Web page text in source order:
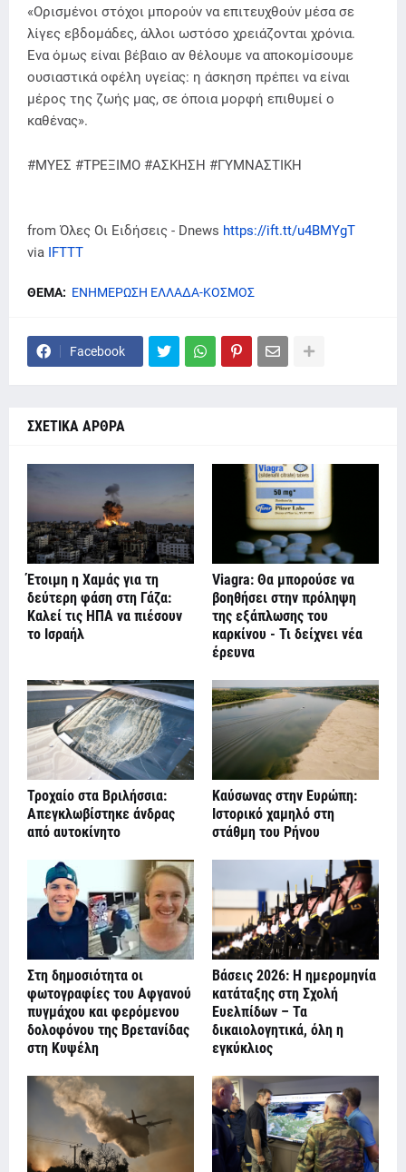
«Ορισμένοι στόχοι μπορούν να επιτευχθούν μέσα σε
λίγες εβδομάδες, άλλοι ωστόσο χρειάζονται χρόνια.
Ενα όμως είναι βέβαιο αν θέλουμε να αποκομίσουμε
ουσιαστικά οφέλη υγείας: η άσκηση πρέπει να είναι
μέρος της ζωής μας, σε όποια μορφή επιθυμεί ο
καθένας».
#ΜΥΕΣ #ΤΡΕΞΙΜΟ #ΑΣΚΗΣΗ #ΓΥΜΝΑΣΤΙΚΗ
from Όλες Οι Ειδήσεις - Dnews https://ift.tt/u4BMYgT
via IFTTT
ΘΕΜΑ: ΕΝΗΜΕΡΩΣΗ ΕΛΛΑΔΑ-ΚΟΣΜΟΣ
Facebook
ΣΧΕΤΙΚΑ ΑΡΘΡΑ
Έτοιμη η Χαμάς για τη
δεύτερη φάση στη Γάζα:
Καλεί τις ΗΠΑ να πιέσουν
το Ισραήλ
Viagra: Θα μπορούσε να
βοηθήσει στην πρόληψη
της εξάπλωσης του
καρκίνου - Τι δείχνει νέα
έρευνα
Τροχαίο στα Βριλήσσια:
Απεγκλωβίστηκε άνδρας
από αυτοκίνητο
Καύσωνας στην Ευρώπη:
Ιστορικό χαμηλό στη
στάθμη του Ρήνου
Στη δημοσιότητα οι
φωτογραφίες του Αφγανού
πυγμάχου και φερόμενου
δολοφόνου της Βρετανίδας
στη Κυψέλη
Βάσεις 2026: Η ημερομηνία
κατάταξης στη Σχολή
Ευελπίδων – Τα
δικαιολογητικά, όλη η
εγκύκλιος